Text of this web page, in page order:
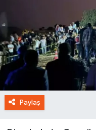
Paylaş